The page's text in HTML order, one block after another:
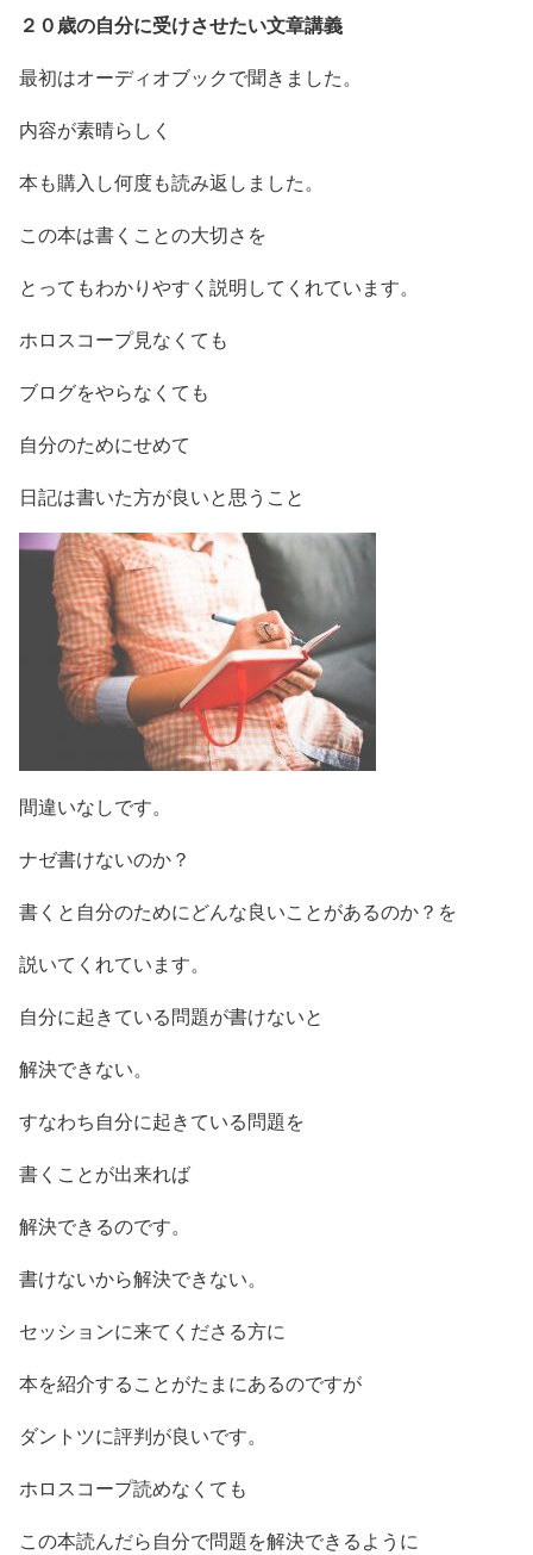
２０歳の自分に受けさせたい文章講義
最初はオーディオブックで聞きました。
内容が素晴らしく
本も購入し何度も読み返しました。
この本は書くことの大切さを
とってもわかりやすく説明してくれています。
ホロスコープ見なくても
ブログをやらなくても
自分のためにせめて
日記は書いた方が良いと思うこと
間違いなしです。
ナゼ書けないのか？
書くと自分のためにどんな良いことがあるのか？を
説いてくれています。
自分に起きている問題が書けないと
解決できない。
すなわち自分に起きている問題を
書くことが出来れば
解決できるのです。
書けないから解決できない。
セッションに来てくださる方に
本を紹介することがたまにあるのですが
ダントツに評判が良いです。
ホロスコープ読めなくても
この本読んだら自分で問題を解決できるように